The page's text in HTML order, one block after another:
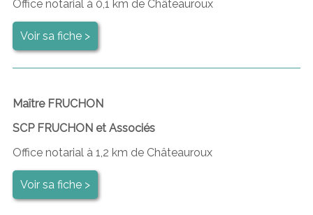
Office notarial à 0,1 km de Châteauroux
Voir sa fiche >
Maître FRUCHON
SCP FRUCHON et Associés
Office notarial à 1,2 km de Châteauroux
Voir sa fiche >